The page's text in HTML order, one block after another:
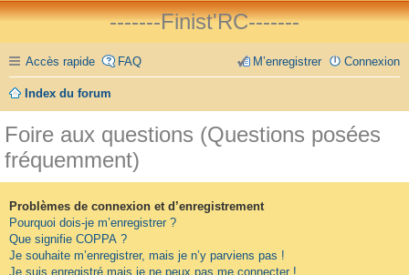
-------Finist'RC-------
Accès rapide FAQ Connexion
M’enregistrer
Index du forum
Foire aux questions (Questions posées
fréquemment)
Problèmes de connexion et d’enregistrement
Pourquoi dois-je m’enregistrer ?
Que signifie COPPA ?
Je souhaite m’enregistrer, mais je n’y parviens pas !
Je suis enregistré mais je ne peux pas me connecter !